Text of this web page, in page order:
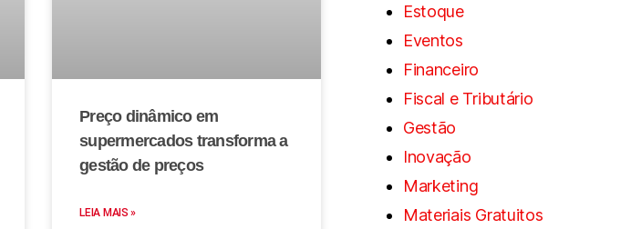
Preço dinâmico em
supermercados transforma a
gestão de preços
LEIA MAIS »
Estoque
Eventos
Financeiro
Fiscal e Tributário
Gestão
Inovação
Marketing
Materiais Gratuitos